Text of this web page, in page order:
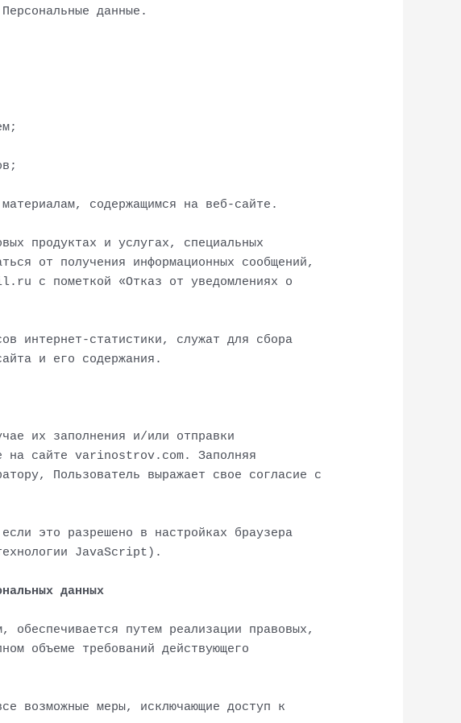
данные.
содержащимся на веб-сайте.
продуктах и услугах, специальных
от получения информационных сообщений,
с пометкой «Отказ от уведомлениях о
интернет-статистики, служат для сбора
и его содержания.
их заполнения и/или отправки
на сайте varinostrov.com. Заполняя
Пользователь выражает свое согласие с
это разрешено в настройках браузера
JavaScript).
данных
обеспечивается путем реализации правовых,
объеме требований действующего
возможные меры, исключающие доступ к